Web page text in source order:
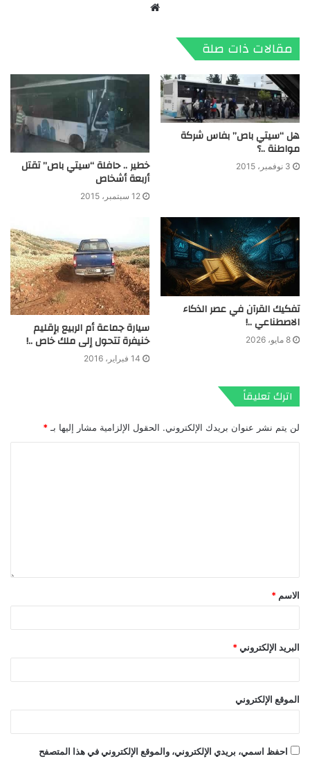
مقالات ذات صلة
هل “سيتي باص” بفاس شركة
مواطنة ..؟
3 نوفمبر، 2015 خطير .. حافلة “سيتي باص” تقتل
أربعة أشخاص
12 سبتمبر، 2015
تفكيك القرآن في عصر الذكاء
الاصطناعي ..!
8 مايو، 2026
سيارة جماعة أم الربيع بإقليم
خنيفرة تتحول إلى ملك خاص ..!
14 فبراير، 2016
اترك تعليقاً
لن يتم نشر عنوان بريدك الإلكتروني. الحقول الإلزامية مشار إليها بـ *
الاسم *
البريد الإلكتروني *
الموقع الإلكتروني
احفظ اسمي، بريدي الإلكتروني، والموقع الإلكتروني في هذا المتصفح